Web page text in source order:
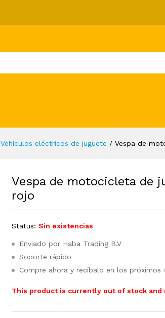
Vehículos eléctricos de juguete / Vespa de
Vespa de motocicleta de
rojo
Status: Sin existencias
Enviado por Haba Trading B.V
Soporte rápido
Compre ahora y recíbalo en los próximos
This product is currently out of stock and